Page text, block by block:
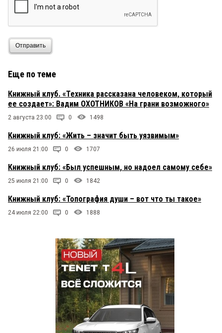
Отправить
Еще по теме
Книжный клуб. «Техника рассказана человеком, который
ее создает»: Вадим ОХОТНИКОВ «На грани возможного»
2 августа 23:00 0 1498
Книжный клуб: «Жить – значит быть уязвимым»
26 июля 21:00 0 1707
Книжный клуб: «Был успешным, но надоел самому себе»
25 июля 21:00 0 1842
Книжный клуб: «Топография души – вот что ты такое»
24 июля 22:00 0 1888